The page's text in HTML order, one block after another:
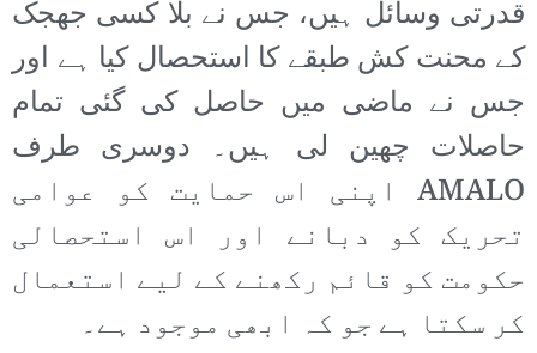
قدرتی وسائل ہیں، جس نے بلا کسی جھجک
کے محنت کش طبقے کا استحصال کیا ہے اور
جس نے ماضی میں حاصل کی گئی تمام
حاصلات چھین لی ہیں۔ دوسری طرف
AMALO اپنی اس حمایت کو عوامی
تحریک کو دبانے اور اس استحصالی
حکومت کو قائم رکھنے کے لیے استعمال
کر سکتا ہے جو کہ ابھی موجود ہے۔